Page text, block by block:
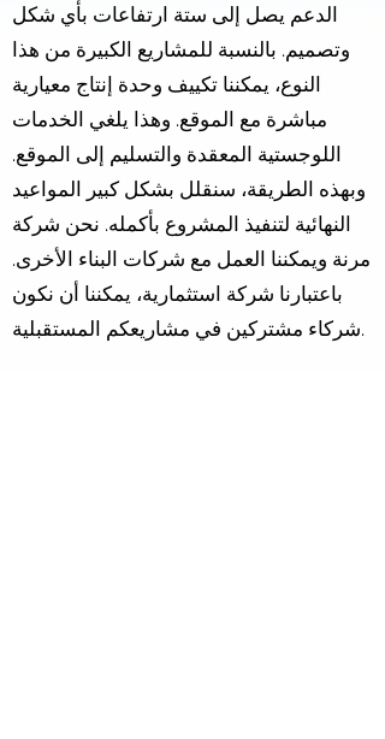
الدعم يصل إلى ستة ارتفاعات بأي شكل
وتصميم. بالنسبة للمشاريع الكبيرة من هذا
النوع، يمكننا تكييف وحدة إنتاج معيارية
مباشرة مع الموقع. وهذا يلغي الخدمات
اللوجستية المعقدة والتسليم إلى الموقع.
وبهذه الطريقة، سنقلل بشكل كبير المواعيد
النهائية لتنفيذ المشروع بأكمله. نحن شركة
مرنة ويمكننا العمل مع شركات البناء الأخرى.
باعتبارنا شركة استثمارية، يمكننا أن نكون
شركاء مشتركين في مشاريعكم المستقبلية.